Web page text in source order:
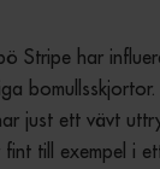
Stripe har
just ett vävt
till exempel i